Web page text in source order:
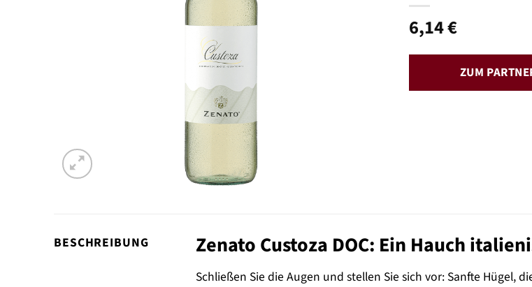
6,14€
ZUM
BESCHREIBUNG Zenato Custoza DOC: Ein Hauch
Schließen Sie die Augen und stellen Sie sich vor: Sanfte Hügel,